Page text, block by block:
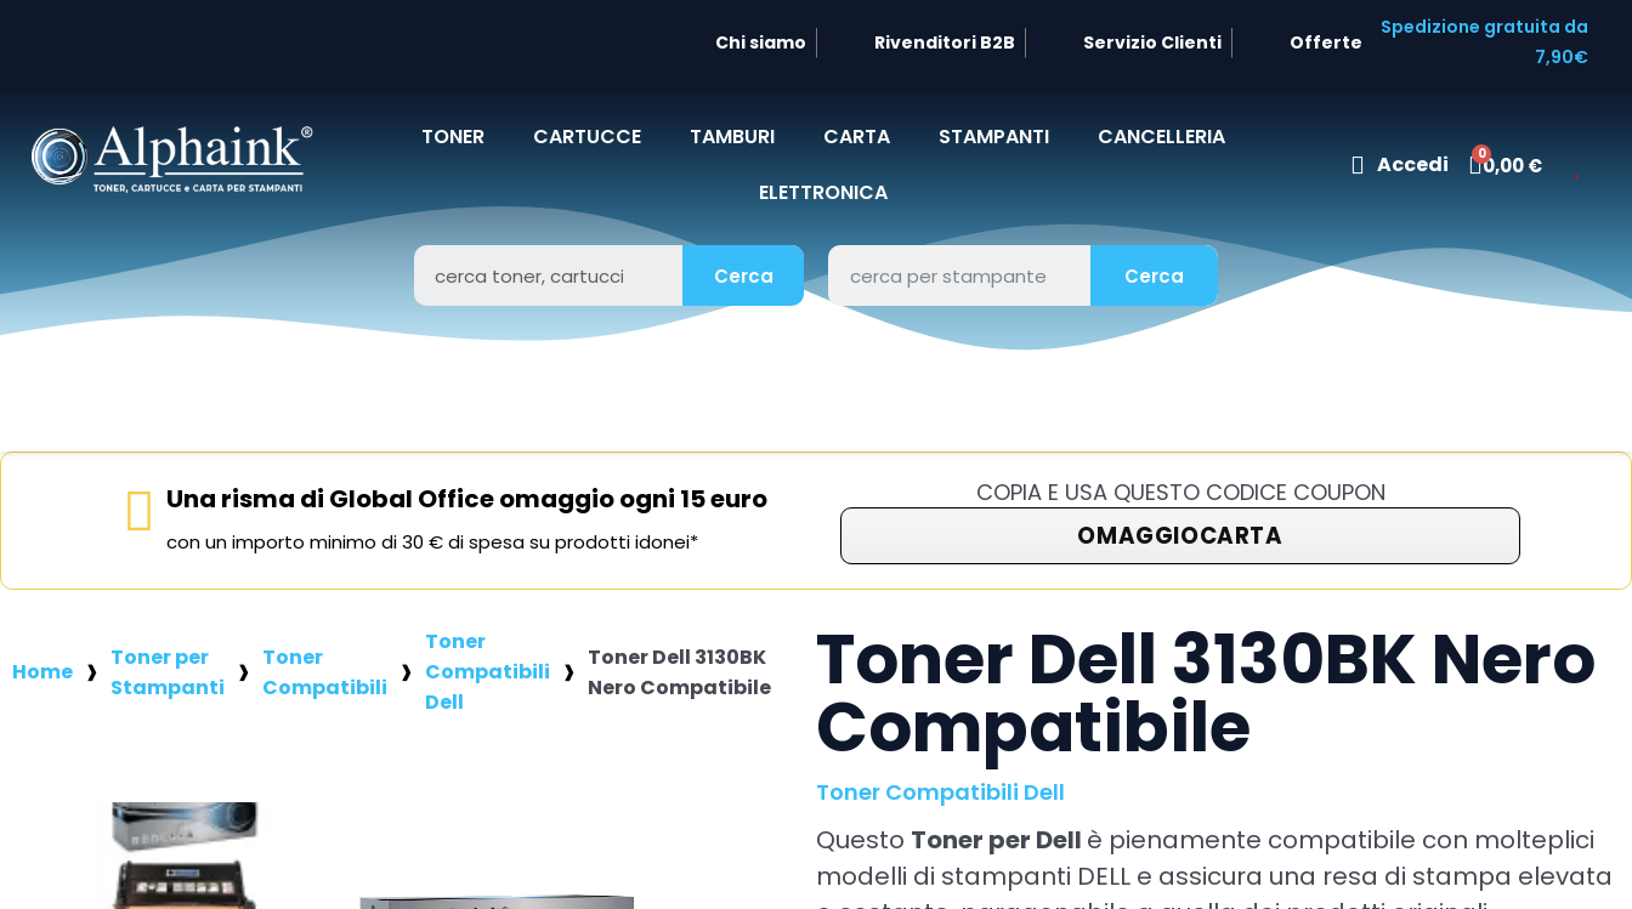
Chi siamo Rivenditori B2B Servizio Clienti Offerte
Spedizione gratuita da
7,90€
TONER CARTUCCE TAMBURI CARTA STAMPANTI
CANCELLERIA
ELETTRONICA
Accedi 0,00 €
Cerca Cerca
Una risma di Global Office omaggio ogni 15 euro
con un importo minimo di 30 € di spesa su prodotti idonei*
COPIA E USA QUESTO CODICE COUPON
OMAGGIOCARTA
Home
Toner per
Stampanti
Toner
Compatibili
Toner
Compatibili
Dell
Toner Dell 3130BK
Nero Compatibile
Toner Dell 3130BK Nero
Compatibile
Toner Compatibili Dell
Questo Toner per Dell è pienamente compatibile con molteplici
modelli di stampanti DELL e assicura una resa di stampa elevata